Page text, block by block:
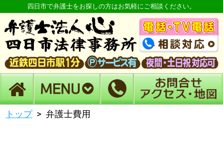
四日市で弁護士をお探しの方はお気軽にご相談ください。
トップ 弁護士費用